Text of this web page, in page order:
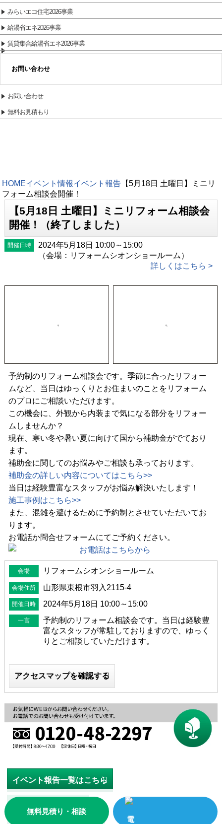
みらいエコ住宅2026事業
給湯省エネ2026事業
賃貸集合給湯省エネ2026事業
お問い合わせ
お問い合わせ
無料お見積もり
無料見積り・相談
HOMEイベント情報イベント報告 【5月18日 土曜日】ミニリ
フォーム相談会開催！
【5月18日 土曜日】ミニリフォーム相談会
開催！（終了しました）
開催日時
2024年5月18日 10:00～15:00
（会場：リフォームシオンショールーム）
詳しくはこちら >
予約制のリフォーム相談会です。季節に合ったリフォー
ムなど、当日はゆっくりとお住まいのことをリフォーム
のプロにご相談いただけます。
この機会に、外観から内装まで気になる部分をリフォー
ムしませんか？
現在、寒い冬や暑い夏に向けて国から補助金がでており
ます。
補助金に関してのお悩みやご相談も承っております。
補助金の詳しい内容についてはこちら>>
当日は経験豊富なスタッフがお悩み解決いたします！
施工事例はこちら>>
また、混雑を避けるために予約制とさせていただいてお
ります。
お電話か問合せフォームにてご予約ください。
会場 リフォームシオンショールーム
会場住所 山形県東根市羽入2115-4
開催日時 2024年5月18日 10:00～15:00
一言
予約制のリフォーム相談会です。当日は経験豊
富なスタッフが常駐しておりますので、ゆっく
りとご相談していただけます。
アクセスマップを確認する
イベント報告一覧はこちら
相談会一覧はこちら